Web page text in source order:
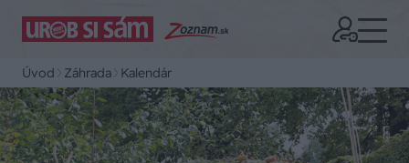
Úvod Záhrada Kalendár